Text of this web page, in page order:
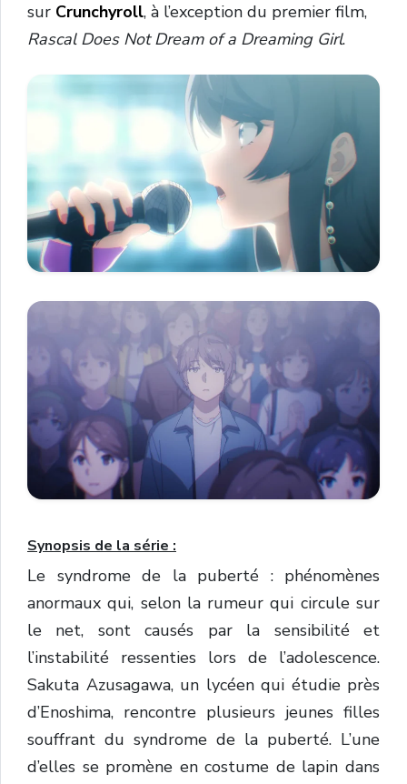
sur Crunchyroll, à l’exception du premier film,
Rascal Does Not Dream of a Dreaming Girl.
Synopsis de la série :
Le syndrome de la puberté : phénomènes
anormaux qui, selon la rumeur qui circule sur
le net, sont causés par la sensibilité et
l’instabilité ressenties lors de l’adolescence.
Sakuta Azusagawa, un lycéen qui étudie près
d’Enoshima, rencontre plusieurs jeunes filles
souffrant du syndrome de la puberté. L’une
d’elles se promène en costume de lapin dans